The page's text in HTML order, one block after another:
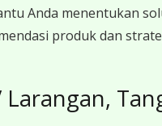
Anda menentukan
produk dan
Larangan,